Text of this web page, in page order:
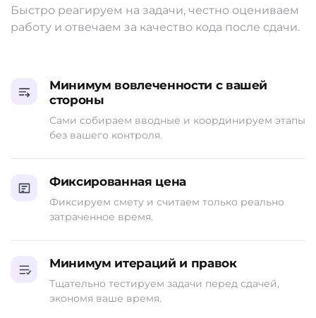
Быстро реагируем на задачи, честно оцениваем
работу и отвечаем за качество кода после сдачи.
Минимум вовлеченности с вашей
стороны
Сами собираем вводные и координируем этапы
без вашего контроля.
Фиксированная цена
Фиксируем смету и считаем только реально
затраченное время.
Минимум итераций и правок
Тщательно тестируем задачи перед сдачей,
экономя ваше время.